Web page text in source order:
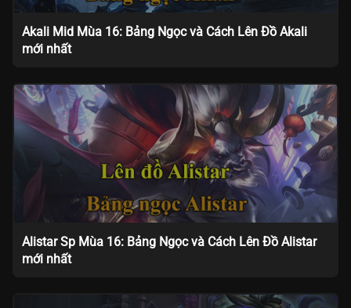
Akali Mid Mùa 16: Bảng Ngọc và Cách Lên Đồ Akali
mới nhất
Alistar Sp Mùa 16: Bảng Ngọc và Cách Lên Đồ Alistar
mới nhất